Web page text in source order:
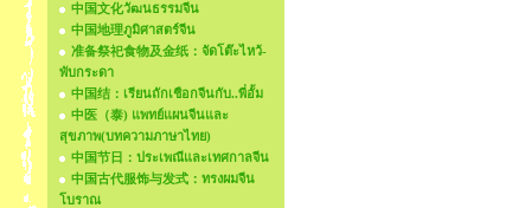
中国文化วัฒนธรรมจีน
中国地理ภูมิศาสตร์จีน
准备祭祀食物及金纸：จัดโต๊ะไหว้-
พับกระดา
中国结：เรียนถักเชือกจีนกับ..พี่อั้ม
中医（泰) แพทย์แผนจีนและ
สุขภาพ(บทความภาษาไทย)
中国节日：ประเพณีและเทศกาลจีน
中国古代服饰与发式：ทรงผมจีน
โบราณ